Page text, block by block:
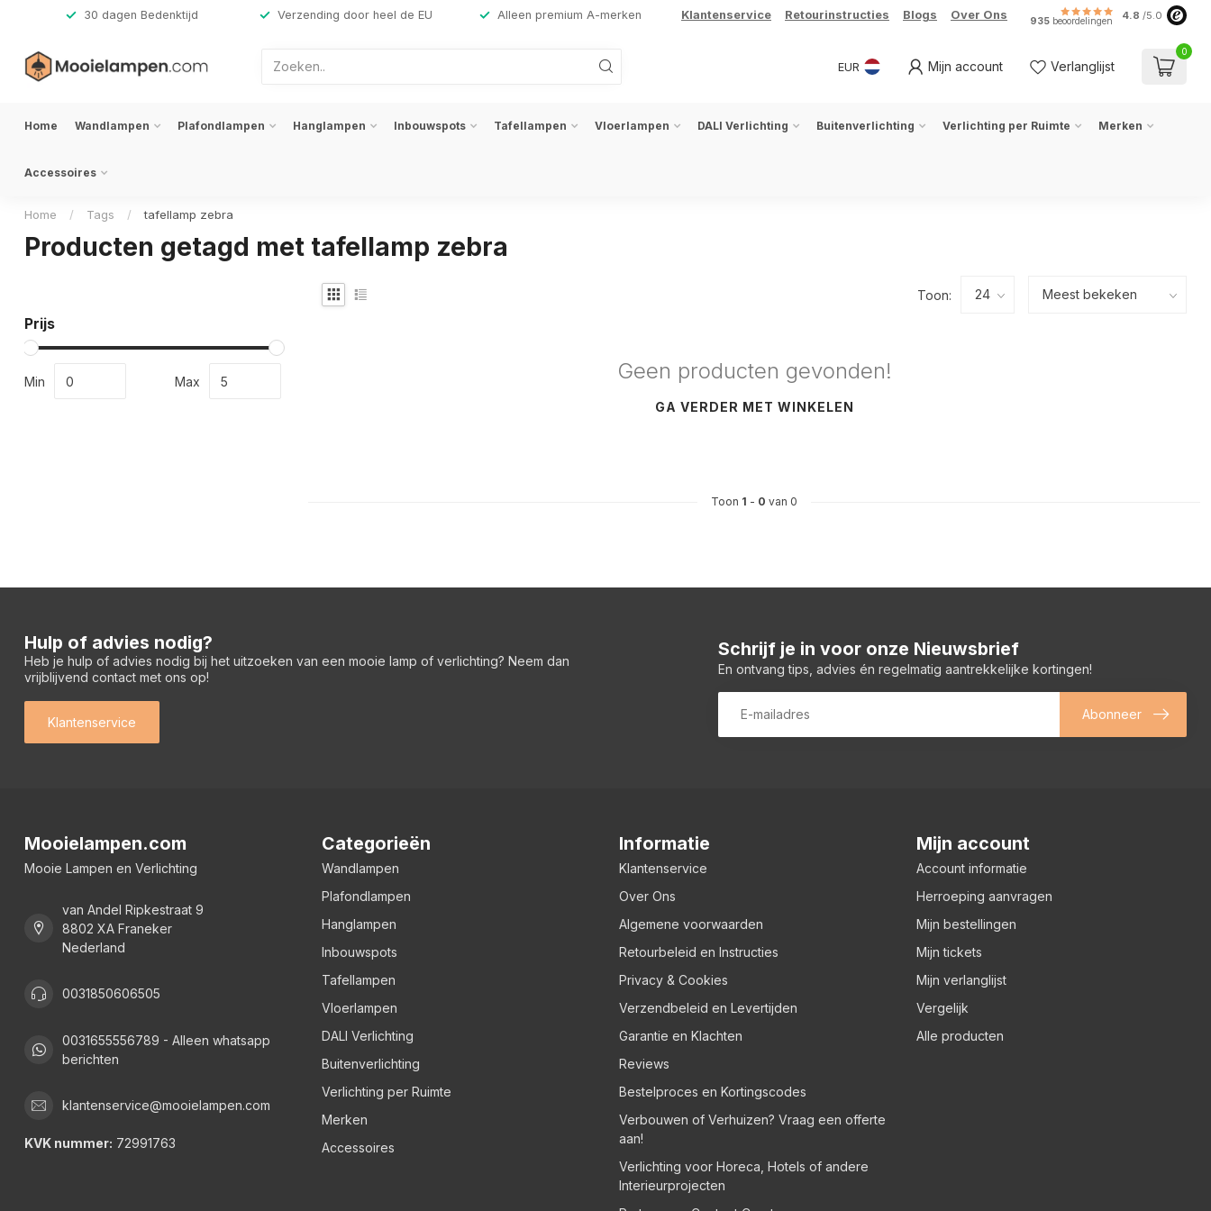
30 dagen Bedenktijd Verzending door heel de EU Alleen premium A-merken Klantenservice Retourinstructies Blogs Over Ons 935 beoordelingen 4.8 /5.0
EUR Mijn account Verlanglijst
0
Home Wandlampen Plafondlampen Hanglampen Inbouwspots Tafellampen Vloerlampen DALI Verlichting Buitenverlichting Verlichting per Ruimte Merken
Accessoires
Home / Tags / tafellamp zebra
Producten getagd met tafellamp zebra
Prijs
Min Max
Toon:
Geen producten gevonden!
GA VERDER MET WINKELEN
Toon 1 - 0 van 0
Hulp of advies nodig?
Heb je hulp of advies nodig bij het uitzoeken van een mooie lamp of verlichting? Neem dan
vrijblijvend contact met ons op!
Klantenservice
Schrijf je in voor onze Nieuwsbrief
En ontvang tips, advies én regelmatig aantrekkelijke kortingen!
Abonneer
Mooielampen.com
Mooie Lampen en Verlichting
van Andel Ripkestraat 9
8802 XA Franeker
Nederland
0031850606505
0031655556789 - Alleen whatsapp
berichten
klantenservice@mooielampen.com
KVK nummer: 72991763
Categorieën
Wandlampen
Plafondlampen
Hanglampen
Inbouwspots
Tafellampen
Vloerlampen
DALI Verlichting
Buitenverlichting
Verlichting per Ruimte
Merken
Accessoires
Informatie
Klantenservice
Over Ons
Algemene voorwaarden
Retourbeleid en Instructies
Privacy & Cookies
Verzendbeleid en Levertijden
Garantie en Klachten
Reviews
Bestelproces en Kortingscodes
Verbouwen of Verhuizen? Vraag een offerte
aan!
Verlichting voor Horeca, Hotels of andere
Interieurprojecten
Mijn account
Account informatie
Herroeping aanvragen
Mijn bestellingen
Mijn tickets
Mijn verlanglijst
Vergelijk
Alle producten